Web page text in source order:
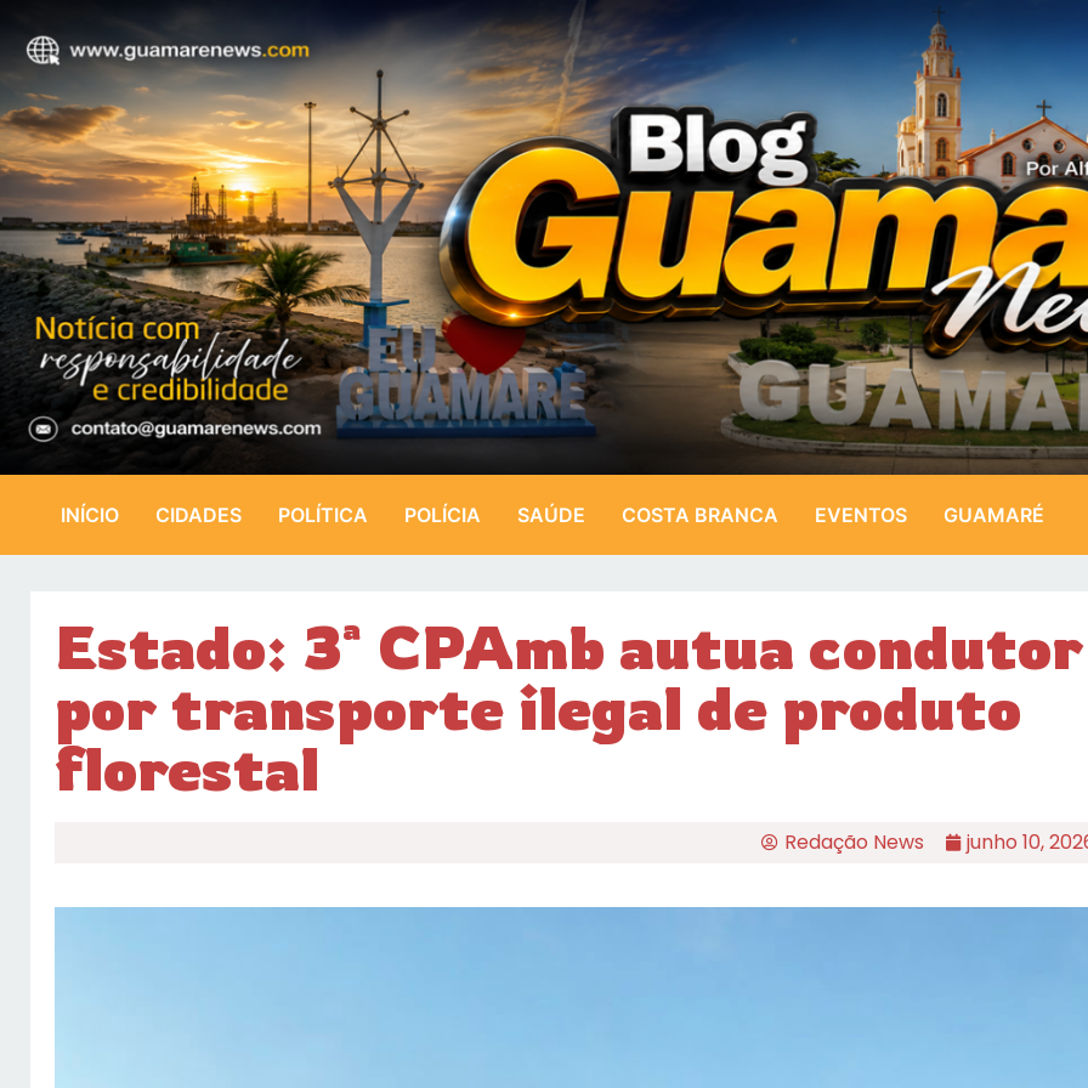
INÍCIO CIDADES POLÍTICA POLÍCIA SAÚDE COSTA BRANCA EVENTOS GUAMARÉ
Estado: 3ª CPAmb autua condutor
por transporte ilegal de produto
florestal
Redação News junho 10,